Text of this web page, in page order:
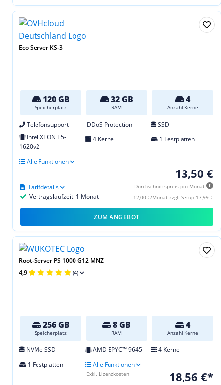
Eco Server KS-3
120 GB
Speicherplatz
32 GB
RAM
4
Anzahl Kerne
Telefonsupport DDoS Protection
SSD
Intel XEON E5-
1620v2
4 Kerne 1 Festplatten
Alle Funktionen
13,50 €
Durchschnittspreis pro Monat
12,00 €/Monat zzgl. Setup 17,99 €
Vertragslaufzeit: 1 Monat
Tarifdetails
ZUM ANGEBOT
Root-Server PS 1000 G12 MNZ
4,9 (4)
256 GB
Speicherplatz
8 GB
RAM
4
Anzahl Kerne
NVMe SSD AMD EPYC™ 9645
4 Kerne
1 Festplatten
Alle Funktionen
18,56 €*
Exkl. Lizenzkosten